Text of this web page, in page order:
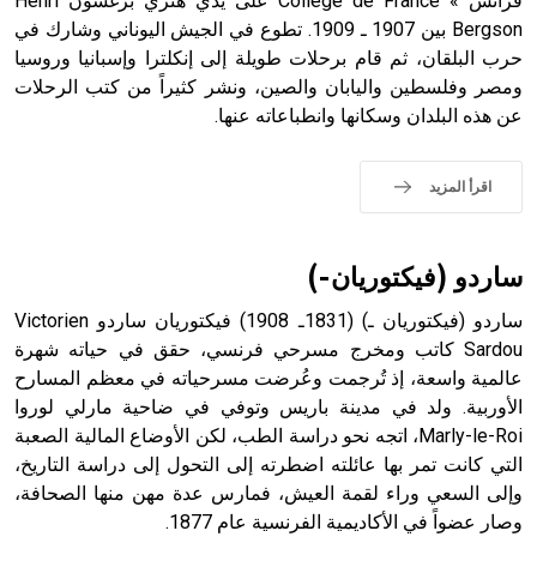
Bergson بين 1907 ـ 1909. تطوع في الجيش اليوناني وشارك في
حرب البلقان، ثم قام برحلات طويلة إلى إنكلترا وإسبانيا وروسيا
ومصر وفلسطين واليابان والصين، ونشر كثيراً من كتب الرحلات
عن هذه البلدان وسكانها وانطباعاته عنها.
اقرأ المزيد
ساردو (فيكتوريان-)
ساردو (فيكتوريان ـ) (1831ـ 1908) فيكتوريان ساردو Victorien
Sardou كاتب ومخرج مسرحي فرنسي، حقق في حياته شهرة
عالمية واسعة، إذ تُرجمت وعُرضت مسرحياته في معظم المسارح
الأوربية. ولد في مدينة باريس وتوفي في ضاحية مارلي لوروا
Marly-le-Roi، اتجه نحو دراسة الطب، لكن الأوضاع المالية الصعبة
التي كانت تمر بها عائلته اضطرته إلى التحول إلى دراسة التاريخ،
وإلى السعي وراء لقمة العيش، فمارس عدة مهن منها الصحافة،
وصار عضواً في الأكاديمية الفرنسية عام 1877.